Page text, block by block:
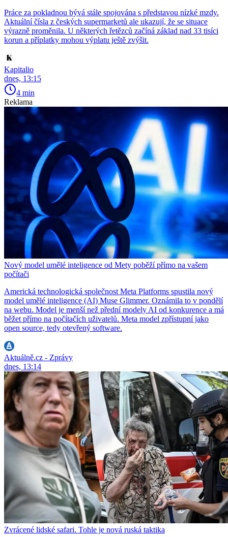
Práce za pokladnou bývá stále spojována s představou nízké mzdy.
Aktuální čísla z českých supermarketů ale ukazují, že se situace
výrazně proměnila. U některých řetězců začíná základ nad 33 tisíci
korun a příplatky mohou výplatu ještě zvýšit.
Kapitalio
dnes, 13:15
4 min
Reklama
Nový model umělé inteligence od Mety poběží přímo na vašem
počítači
Americká technologická společnost Meta Platforms spustila nový
model umělé inteligence (AI) Muse Glimmer. Oznámila to v pondělí
na webu. Model je menší než přední modely AI od konkurence a má
běžet přímo na počítačích uživatelů. Meta model zpřístupní jako
open source, tedy otevřený software.
Aktuálně.cz - Zprávy
dnes, 13:14
Zvrácené lidské safari. Tohle je nová ruská taktika